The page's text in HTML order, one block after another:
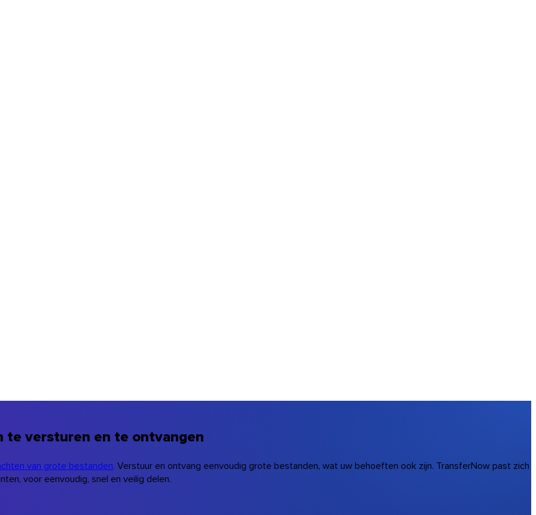
te versturen en te ontvangen
van grote bestanden. Verstuur en ontvang eenvoudig grote bestanden, wat uw behoeften ook zijn. TransferNow past zich
voor eenvoudig, snel en veilig delen.